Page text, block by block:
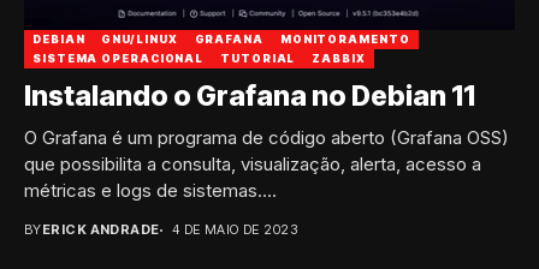
DEBIAN GNU/LINUX GRAFANA
MONITORAMENTO
SISTEMA OPERACIONAL
TUTORIAL ZABBIX
Instalando o Grafana no Debian 11
O Grafana é um programa de código aberto (Grafana OSS)
que possibilita a consulta, visualização, alerta, acesso a
métricas e logs de sistemas....
BYERICK ANDRADE 4 DE MAIO DE 2023